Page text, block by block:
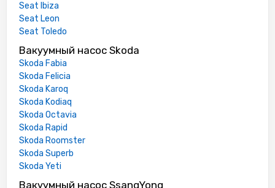
Seat Ibiza
Seat Leon
Seat Toledo
Вакуумный насос Skoda
Skoda Fabia
Skoda Felicia
Skoda Karoq
Skoda Kodiaq
Skoda Octavia
Skoda Rapid
Skoda Roomster
Skoda Superb
Skoda Yeti
Вакуумный насос SsangYong